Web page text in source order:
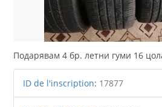
Подарявам 4 бр. летни гуми 16
ID de l'inscription: 17877